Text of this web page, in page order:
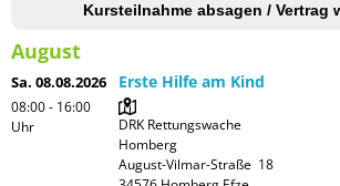
Kursteilnahme absagen / Vertrag
August
Sa. 08.08.2026
08:00 - 16:00
Uhr
Erste Hilfe am Kind
DRK Rettungswache
Homberg
August-Vilmar-Straße  18